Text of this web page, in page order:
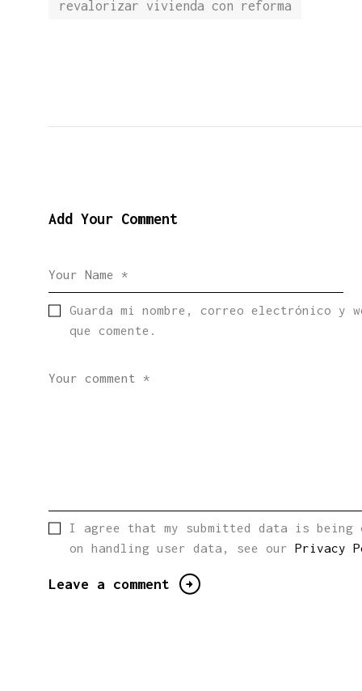
revalorizar vivienda con reforma
Add Your Comment
Guarda mi nombre, correo electrónico y
que comente.
I agree that my submitted data is
on handling user data, see our Privacy